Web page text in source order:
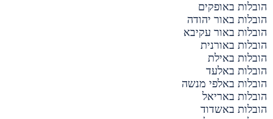
הובלות באופקים
הובלות באור יהודה
הובלות באור עקיבא
הובלות באורנית
הובלות באילת
הובלות באלעד
הובלות באלפי מנשה
הובלות באריאל
הובלות באשדוד